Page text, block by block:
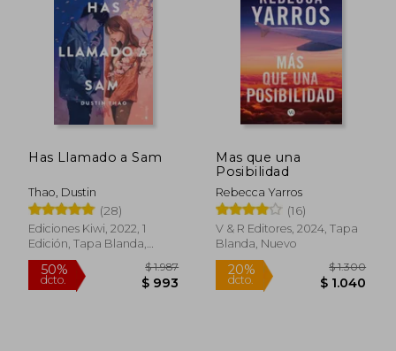
20%
dcto.
40%
dcto.
Has Llamado a Sam
Thao, Dustin
(28)
Ediciones Kiwi, 2022, 1
Edición, Tapa Blanda,
Nuevo
Mas que una
Posibilidad
Rebecca Yarros
(16)
V & R Editores, 2024, Tapa
Blanda, Nuevo